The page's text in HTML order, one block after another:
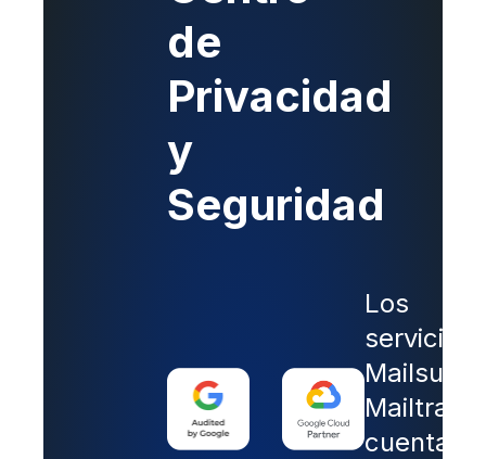
de
Privacidad
y
Seguridad
Los
servicios
Mailsuite
Mailtrack
cuentan